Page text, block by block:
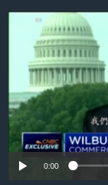
到
檢
揭謊頻道
美國
中國
國際
經貿
視頻
No
0:00